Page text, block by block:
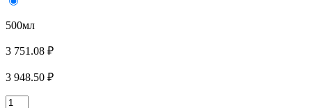
500мл
3 751.08 ₽
3 948.50 ₽